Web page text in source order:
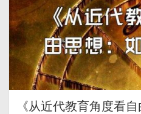
《从近代教育角度看